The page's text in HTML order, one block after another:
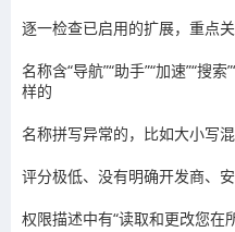
逐一检查已启用的扩展，重点关
名称含“导航”“助手”“加速”“搜
样的
名称拼写异常的，比如大小写
评分极低、没有明确开发商、
权限描述中有“读取和更改您在